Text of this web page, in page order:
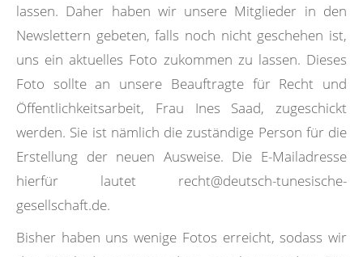
lassen. Daher haben wir unsere Mitglieder in den
Newslettern gebeten, falls noch nicht geschehen ist,
uns ein aktuelles Foto zukommen zu lassen. Dieses
Foto sollte an unsere Beauftragte für Recht und
Öffentlichkeitsarbeit, Frau Ines Saad, zugeschickt
werden. Sie ist nämlich die zuständige Person für die
Erstellung der neuen Ausweise. Die E-Mailadresse
hierfür lautet recht@deutsch-tunesische-
gesellschaft.de.
Bisher haben uns wenige Fotos erreicht, sodass wir